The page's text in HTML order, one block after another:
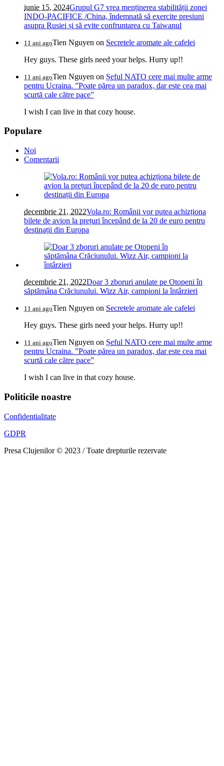
iunie 15, 2024Grupul G7 vrea menținerea stabilității zonei
INDO-PACIFICE /China, îndemnată să exercite presiuni
asupra Rusiei și să evite confruntarea cu Taiwanul
11 ani agoTien Nguyen on Secretele aromate ale cafelei
Hey guys. These girls need your helps. Hurry up!!
11 ani agoTien Nguyen on Șeful NATO cere mai multe arme
pentru Ucraina. ”Poate părea un paradox, dar este cea mai
scurtă cale către pace”
I wish I can live in that cozy house.
Populare
Noi
Comentarii
decembrie 21, 2022Vola.ro: Românii vor putea achizționa
bilete de avion la prețuri începând de la 20 de euro pentru
destinații din Europa
decembrie 21, 2022Doar 3 zboruri anulate pe Otopeni în
săptămâna Crăciunului. Wizz Air, campioni la întârzieri
11 ani agoTien Nguyen on Secretele aromate ale cafelei
Hey guys. These girls need your helps. Hurry up!!
11 ani agoTien Nguyen on Șeful NATO cere mai multe arme
pentru Ucraina. ”Poate părea un paradox, dar este cea mai
scurtă cale către pace”
I wish I can live in that cozy house.
Politicile noastre
Confidentialitate
GDPR
Presa Clujenilor © 2023 / Toate drepturile rezervate